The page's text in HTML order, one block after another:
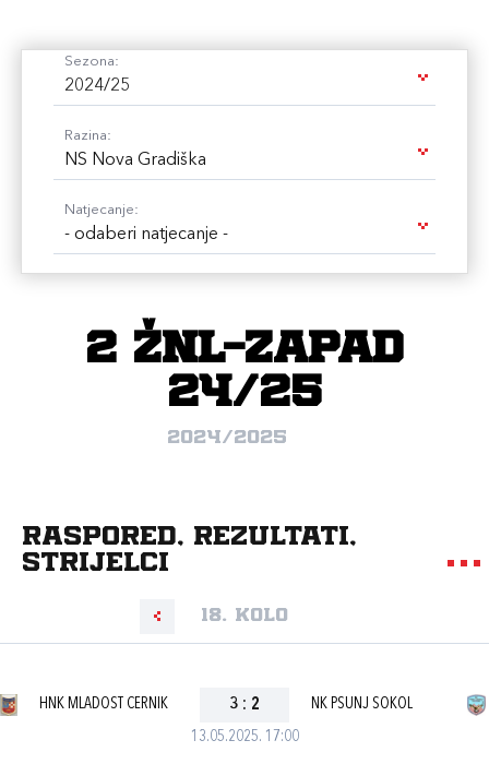
Sezona:
2024/25
Razina:
NS Nova Gradiška
Natjecanje:
- odaberi natjecanje -
2 ŽNL-zapad
24/25
2024/2025
Raspored, rezultati,
strijelci
18. kolo
13.05.2025. 17:00
HNK MLADOST CERNIK 3 : 2 NK PSUNJ SOKOL